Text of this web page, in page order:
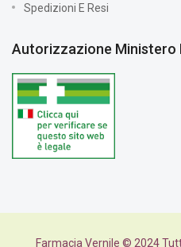
Spedizioni E Resi
Autorizzazione Ministero
Farmacia Vernile © 2024